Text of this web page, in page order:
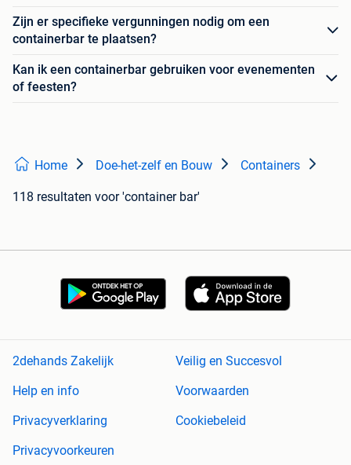
Zijn er specifieke vergunningen nodig om een
containerbar te plaatsen?
Kan ik een containerbar gebruiken voor evenementen
of feesten?
Home Doe-het-zelf en Bouw Containers
118 resultaten voor 'container bar'
2dehands Zakelijk
Veilig en Succesvol
Help en info
Voorwaarden
Privacyverklaring
Cookiebeleid
Privacyvoorkeuren